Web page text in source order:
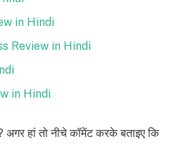
in Hindi
Review in Hindi
in Hindi
हां तो नीचे कॉमेंट करके बताइए कि